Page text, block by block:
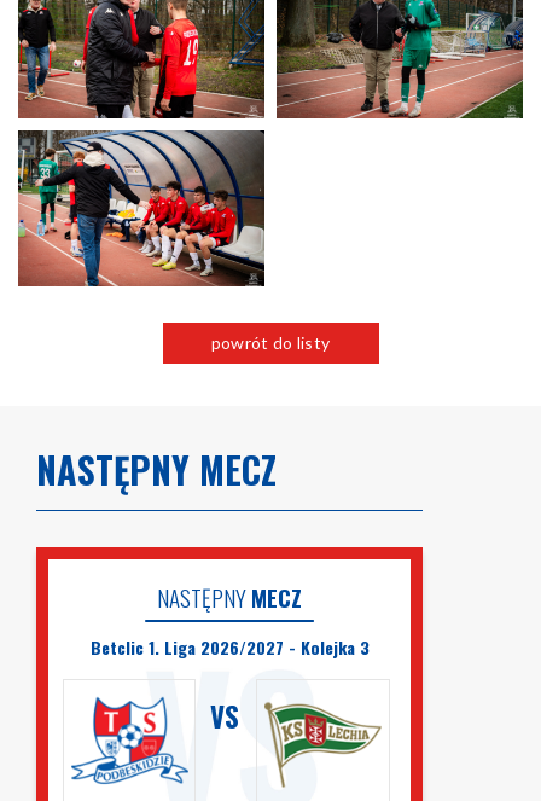
powrót do listy
NASTĘPNY MECZ
NASTĘPNYMECZ
Betclic 1. Liga 2026/2027 - Kolejka 3
VS